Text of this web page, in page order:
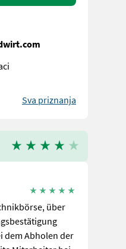
Sva priznanja
über
dem Abholen der